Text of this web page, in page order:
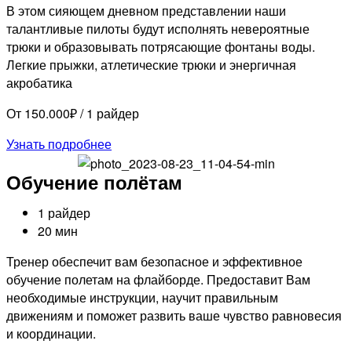
В этом сияющем дневном представлении наши
талантливые пилоты будут исполнять невероятные
трюки и образовывать потрясающие фонтаны воды.
Легкие прыжки, атлетические трюки и энергичная
акробатика
От 150.000₽ / 1 райдер
Узнать подробнее
Обучение полётам
1 райдер
20 мин
Тренер обеспечит вам безопасное и эффективное
обучение полетам на флайборде. Предоставит Вам
необходимые инструкции, научит правильным
движениям и поможет развить ваше чувство равновесия
и координации.